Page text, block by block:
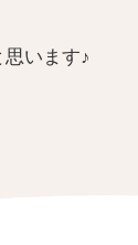
います♪